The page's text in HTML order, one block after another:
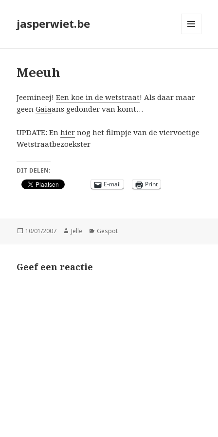
jasperwiet.be
Meeuh
Jeemineej!Een koe in de wetstraat! Als daar maar
geenGaiaans gedonder van komt…
UPDATE: Enhier nog het filmpje van de viervoetige
Wetstraatbezoekster
DIT DELEN:
E-mail
Print
Geplaatst
10/01/2007 Auteur
Jelle Categorieën
Gespot
Geef een reactie